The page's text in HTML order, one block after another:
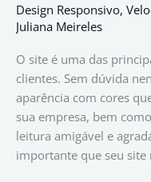
Design Responsivo,
Juliana Meireles
O site é uma das
clientes. Sem dúvida
aparência com cores
sua empresa, bem
leitura amigável e
importante que seu